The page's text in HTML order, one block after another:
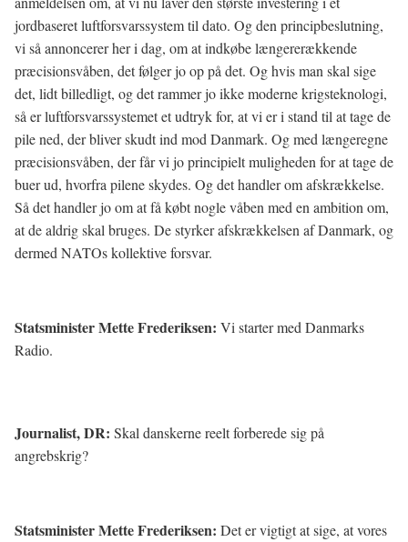
jordbaseret luftforsvarssystem til dato. Og den principbeslutning,
vi så annoncerer her i dag, om at indkøbe længererækkende
præcisionsvåben, det følger jo op på det. Og hvis man skal sige
det, lidt billedligt, og det rammer jo ikke moderne krigsteknologi,
så er luftforsvarssystemet et udtryk for, at vi er i stand til at tage de
pile ned, der bliver skudt ind mod Danmark. Og med længeregne
præcisionsvåben, der får vi jo principielt muligheden for at tage de
buer ud, hvorfra pilene skydes. Og det handler om afskrækkelse.
Så det handler jo om at få købt nogle våben med en ambition om,
at de aldrig skal bruges. De styrker afskrækkelsen af Danmark, og
dermed NATOs kollektive forsvar.
Statsminister Mette Frederiksen: Vi starter med Danmarks
Radio.
Journalist, DR: Skal danskerne reelt forberede sig på
angrebskrig?
Statsminister Mette Frederiksen: Det er vigtigt at sige, at vores